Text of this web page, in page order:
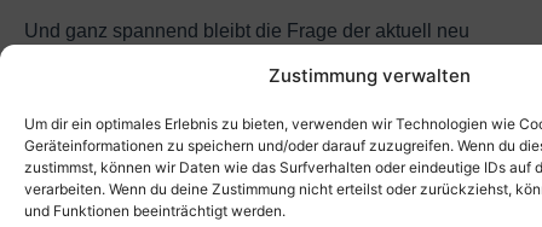
Zustimmung verwalten
Um dir ein optimales Erlebnis zu bieten, verwenden wir Technologien wie
Geräteinformationen zu speichern und/oder darauf zuzugreifen. Wenn du
zustimmst, können wir Daten wie das Surfverhalten oder eindeutige IDs auf
verarbeiten. Wenn du deine Zustimmung nicht erteilst oder zurückziehst,
und Funktionen beeinträchtigt werden.
Und ganz spannend bleibt die Frage der aktuell neu
September 2018 nach Tarifeinigung verschickt – mit
einem Verfallsdatum von sechs Monaten!
Sie haben nur sechs Monate Zeit, um Ihre Rechte zu
wahren!